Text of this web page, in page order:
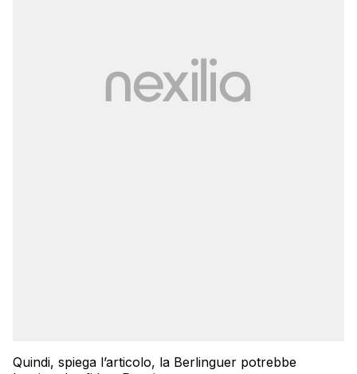
Quindi, spiega l’articolo, la Berlinguer potrebbe